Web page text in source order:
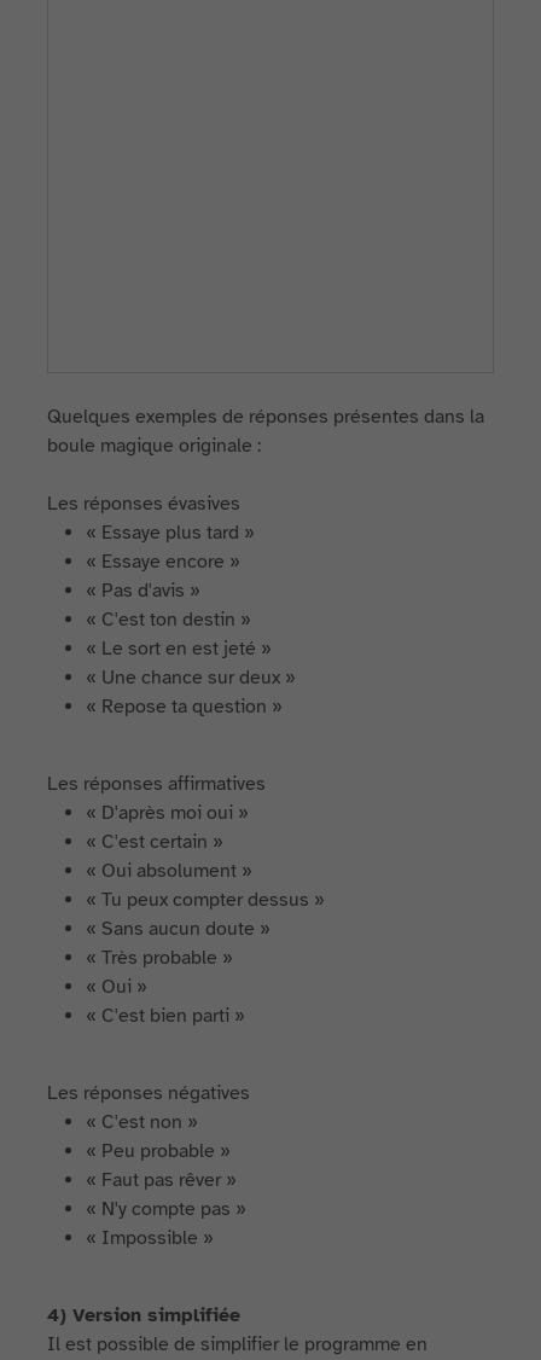
Quelques exemples de réponses présentes dans la
boule magique originale :
Les réponses évasives
« Essaye plus tard »
« Essaye encore »
« Pas d'avis »
« C'est ton destin »
« Le sort en est jeté »
« Une chance sur deux »
« Repose ta question »
Les réponses affirmatives
« D'après moi oui »
« C'est certain »
« Oui absolument »
« Tu peux compter dessus »
« Sans aucun doute »
« Très probable »
« Oui »
« C'est bien parti »
Les réponses négatives
« C'est non »
« Peu probable »
« Faut pas rêver »
« N'y compte pas »
« Impossible »
4) Version simplifiée
Il est possible de simplifier le programme en